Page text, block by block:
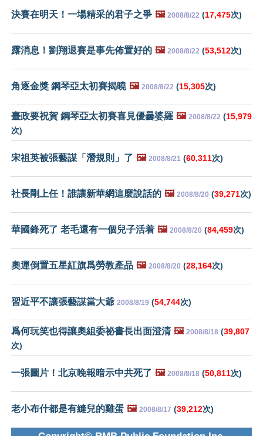
決賽在明天！一場精采的君子之爭 🖼️ 2008/8/22 (17,475次)
露消息！劉翔退賽是事先佈置好的 🖼️ 2008/8/22 (53,512次)
角逐金獎 鋼琴亞太初賽揭曉 🖼️ 2008/8/22 (15,305次)
臺政要祝賀 鋼琴亞太初賽喜見優曇婆羅 🖼️ 2008/8/22 (15,979
次)
宋祖英被張藝謀「潛規則」了 🖼️ 2008/8/21 (60,311次)
社長剛上任！誰讓新華網這麼說話的 🖼️ 2008/8/20 (39,271次)
華國鋒死了 老毛還有一個兒子活着 🖼️ 2008/8/20 (84,459次)
奧運倒置五星紅旗爲勞教產品 🖼️ 2008/8/20 (28,164次)
習近平不讓張藝謀當大爺 2008/8/19 (54,744次)
爲何玩笑也得讓奧組委祕書長出面澄清 🖼️ 2008/8/18 (39,807
次)
一張圖片！北京晚報暗示中共死了 🖼️ 2008/8/18 (50,811次)
老小布什都是有縫兒的雞蛋 🖼️ 2008/8/17 (39,212次)